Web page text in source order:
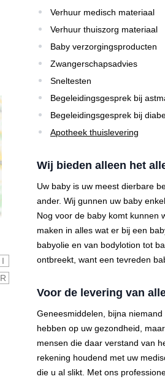
I
R
Verhuur medisch materiaal
Verhuur thuiszorg materiaal
Baby verzorgingsproducten
Zwangerschapsadvies
Sneltesten
Begeleidingsgesprek bij
Begeleidingsgesprek bij
Apotheek thuislevering
Wij bieden alleen het
Uw baby is uw meest dierbare
ander. Wij gunnen uw baby
Nog voor de baby komt kunnen
maken in alles wat er bij een
babyolie en van bodylotion tot
ontbreekt, want een tevreden
Voor de levering van
Geneesmiddelen, bijna
hebben op uw gezondheid,
mensen die daar verstand van
rekening houdend met uw
die u al slikt. Met ons